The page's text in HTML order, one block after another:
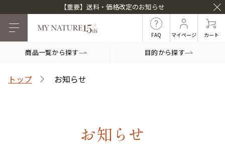
【重要】送料・価格改定のお知らせ
FAQ マイページ カート
商品一覧から探す
マイナチュレ薬用育毛剤
目的から探す
トップ お知らせ
お知らせ